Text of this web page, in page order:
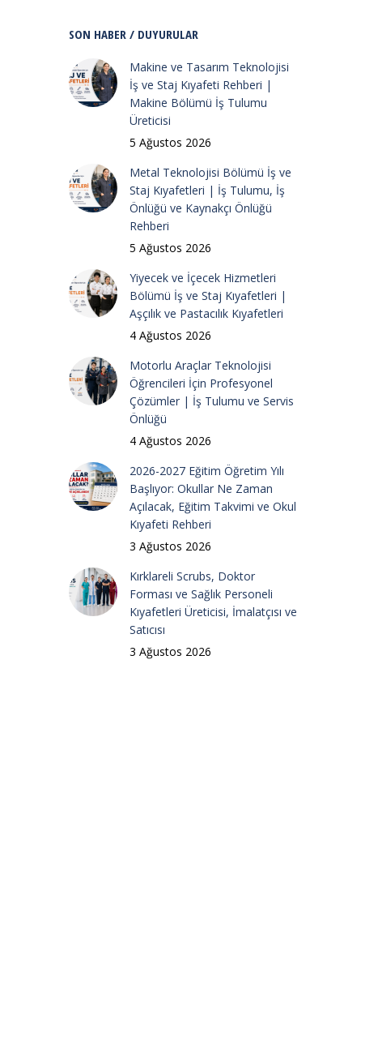
SON HABER / DUYURULAR
Makine ve Tasarım Teknolojisi
İş ve Staj Kıyafeti Rehberi |
Makine Bölümü İş Tulumu
Üreticisi
5 Ağustos 2026
Metal Teknolojisi Bölümü İş ve
Staj Kıyafetleri | İş Tulumu, İş
Önlüğü ve Kaynakçı Önlüğü
Rehberi
5 Ağustos 2026
Yiyecek ve İçecek Hizmetleri
Bölümü İş ve Staj Kıyafetleri |
Aşçılık ve Pastacılık Kıyafetleri
4 Ağustos 2026
Motorlu Araçlar Teknolojisi
Öğrencileri İçin Profesyonel
Çözümler | İş Tulumu ve Servis
Önlüğü
4 Ağustos 2026
2026-2027 Eğitim Öğretim Yılı
Başlıyor: Okullar Ne Zaman
Açılacak, Eğitim Takvimi ve Okul
Kıyafeti Rehberi
3 Ağustos 2026
Kırklareli Scrubs, Doktor
Forması ve Sağlık Personeli
Kıyafetleri Üreticisi, İmalatçısı ve
Satıcısı
3 Ağustos 2026